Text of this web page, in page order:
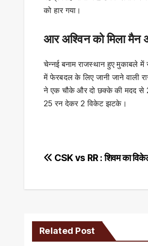
को हार गया।
आर अश्विन को मिला
चेन्नई बनाम राजस्थान हुए मुकाबले
में फेरबदल के लिए जानी जाने वाली
ने एक चौके और दो छक्के की मदद से
25 रन देकर 2 विकेट झटके।
Post
CSK vs RR : शिवम का
Related Post